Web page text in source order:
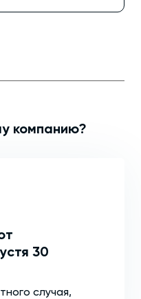
компанию?
30
случая,